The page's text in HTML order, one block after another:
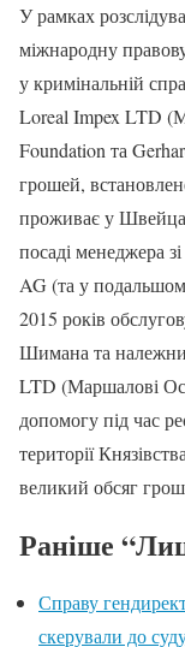
У рамках
міжнародну
у кримінальній
Loreal Impex LTD
Foundation та
грошей,
проживає у
посаді менеджера
AG (та у
2015 років
Шимана та
LTD (Маршалові
допомогу під час
території
великий обсяг
Раніше
Справу
скерували до